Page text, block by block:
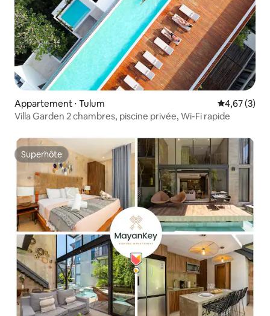
Appartement ⋅ Tulum Évaluation
4,67 (3)
Villa Garden 2 chambres, piscine privée, Wi-Fi rapide
Superhôte
Superhôte